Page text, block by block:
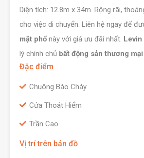
Diện tích: 12.8m x 34m. Rộng rãi,
cho việc di chuyển. Liên hệ ngay để
mặt phốnày với giá ưu đãi nhất. Levin
lý chính chủ bất động sản thương mại
Đặc điểm
Chuông Báo Cháy
Cửa Thoát Hiểm
Trần Cao
Vị trí trên bản đồ